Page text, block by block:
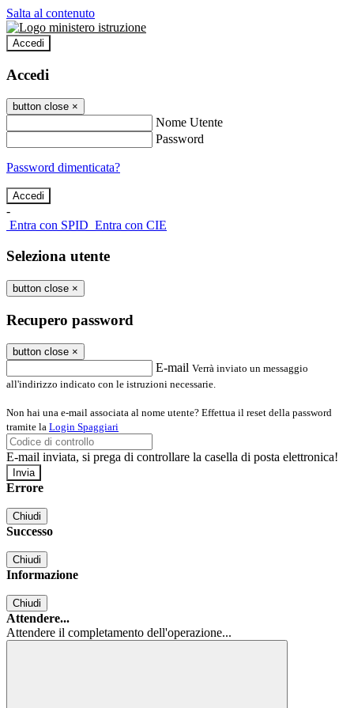
Salta al contenuto
Accedi
Accedi
button close ×
Nome Utente
Password
Password dimenticata?
-
Entra con SPID Entra con CIE
Seleziona utente
button close ×
Recupero password
button close ×
E-mail Verrà inviato un messaggio
all'indirizzo indicato con le istruzioni necessarie.
Non hai una e-mail associata al nome utente? Effettua il reset della password
tramite la Login Spaggiari
E-mail inviata, si prega di controllare la casella di posta elettronica!
Errore
Chiudi
Successo
Chiudi
Informazione
Chiudi
Attendere...
Attendere il completamento dell'operazione...